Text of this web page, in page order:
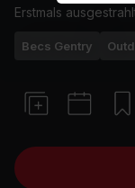
Erstmals
Becs Gentry